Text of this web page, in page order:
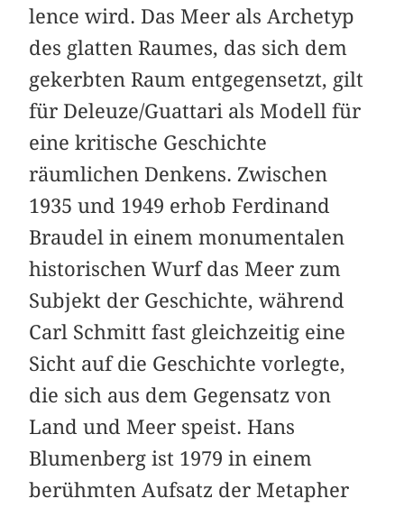
lence wird. Das Meer als Archetyp
des glatten Raumes, das sich dem
gekerbten Raum entgegensetzt, gilt
für Deleuze/Guattari als Modell für
eine kritische Geschichte
räumlichen Denkens. Zwischen
1935 und 1949 erhob Ferdinand
Braudel in einem monumentalen
historischen Wurf das Meer zum
Subjekt der Geschichte, während
Carl Schmitt fast gleichzeitig eine
Sicht auf die Geschichte vorlegte,
die sich aus dem Gegensatz von
Land und Meer speist. Hans
Blumenberg ist 1979 in einem
berühmten Aufsatz der Metapher